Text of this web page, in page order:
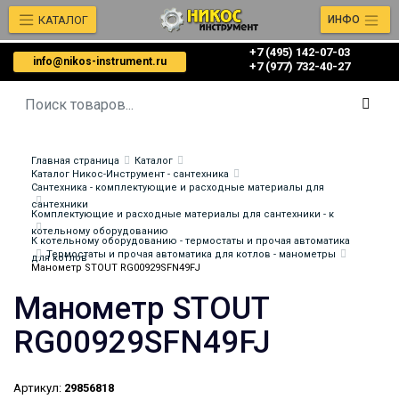
info@nikos-instrument.ru
+7 (495) 142-07-03
‎‎+7 (977) 732-40-27
КАТАЛОГ ИНФО
Главная страница
Каталог
Каталог Никос-Инструмент - сантехника
Сантехника - комплектующие и расходные материалы для
сантехники
Комплектующие и расходные материалы для сантехники - к
котельному оборудованию
К котельному оборудованию - термостаты и прочая автоматика
для котлов
Термостаты и прочая автоматика для котлов - манометры
Манометр STOUT RG00929SFN49FJ
Манометр STOUT
RG00929SFN49FJ
Артикул: 29856818